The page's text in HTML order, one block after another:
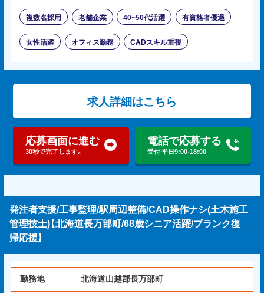
複数名採用 老舗企業 40~50代活躍 有資格者優遇
女性活躍 オフィス勤務 CADスキル重視
求人詳細はこちら
応募画面に進む
30秒で完了します。
電話で応募する
受付 平日9:00-18:00
発注者支援/工事監理/駅周辺整備/CAD操作ナシ(土木施工
管理技士)【北海道長万部町/68歳シニア活躍/ブランク復
帰応援】
勤務地 北海道山越郡長万部町